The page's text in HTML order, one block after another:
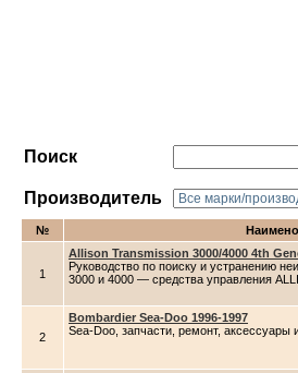
Поиск
Производитель
№
1
Allison Transmission 3000/4000 4th
Руководство по поиску и устранению
3000 и 4000 — средства управления
2
Bombardier Sea-Doo 1996-1997
Sea-Doo, запчасти, ремонт, аксессуары